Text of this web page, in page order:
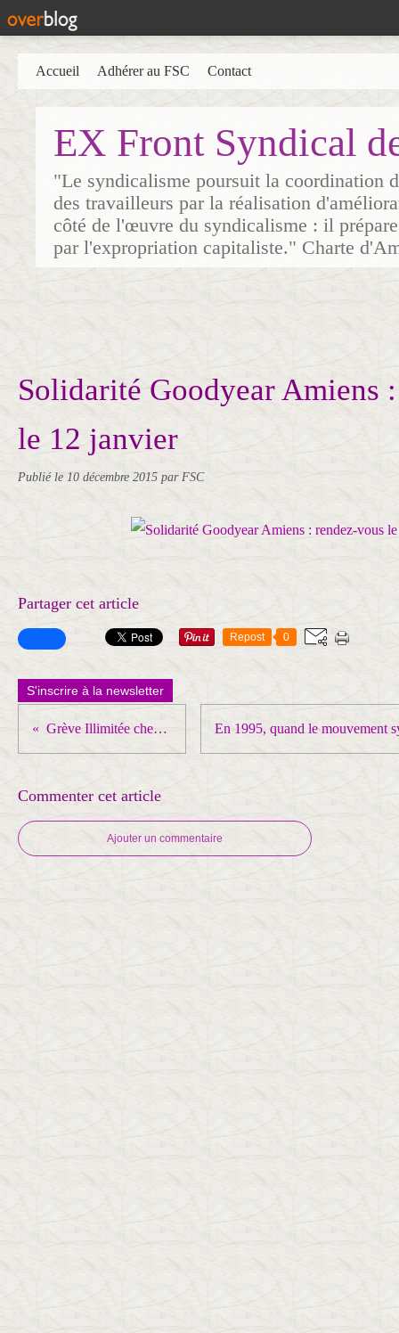
EX Front Syndical
"Le syndicalisme poursuit la coordination
des travailleurs par la réalisation
côté de l'œuvre du syndicalisme : il
par l'expropriation capitaliste." Charte
Accueil Adhérer au FSC Contact
Solidarité Goodyear Amiens
le 12 janvier
Publié le 10 décembre 2015 par FSC
Partager cet article
Repost 0
S'inscrire à la newsletter
Grève Illimitée chez Latécoère (Toulouse)
Commenter cet article
Ajouter un commentaire